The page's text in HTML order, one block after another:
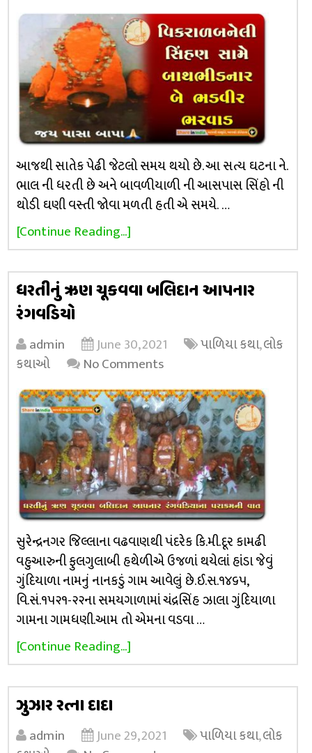
આજથી સાતેક પેઢી જેટલો સમય થયો છે. આ સત્ય ઘટના ને.
ભાલ ની ધરતી છે અને બાવળીયાળી ની આસપાસ સિંહો ની
થોડી ઘણી વસ્તી જોવા મળતી હતી એ સમયે. …
[Continue Reading...]
ધરતીનું ઋણ ચૂકવવા બલિદાન આપનાર
રંગવડિયો
admin June 30, 2021 પાળિયા કથા,લોક
કથાઓ
No Comments
સુરેન્દ્રનગર જિલ્લાના વઢવાણથી પંદરેક કિ.મી.દૂર કામઢી
વહુઆરુની ફુલગુલાબી હથેળીએ ઉજળાં થયેલાં હાંડા જેવું
ગુંદિયાળા નામનું નાનકડું ગામ આવેલું છે.ઈ.સ.૧૪૬૫,
વિ.સં.૧૫૨૧-૨૨ના સમયગાળામાં ચંદ્રસિંહ ઝાલા ગુંદિયાળા
ગામના ગામધણી.આમ તો એમના વડવા …
[Continue Reading...]
ઝુઝાર રત્ના દાદા
admin June 29, 2021 પાળિયા કથા,લોક